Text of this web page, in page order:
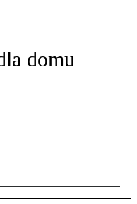
domu